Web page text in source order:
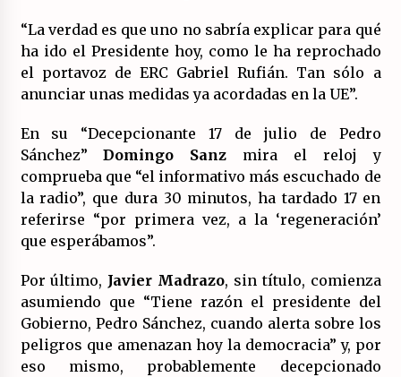
14/07/2026
“La verdad es que uno no sabría explicar para qué
ha ido el Presidente hoy, como le ha reprochado
el portavoz de ERC Gabriel Rufián. Tan sólo a
anunciar unas medidas ya acordadas en la UE”.
En su “Decepcionante 17 de julio de Pedro
Sánchez”Domingo Sanz mira el reloj y
comprueba que “el informativo más escuchado de
la radio”, que dura 30 minutos, ha tardado 17 en
referirse “por primera vez, a la ‘regeneración’
que esperábamos”.
Por último, Javier Madrazo, sin título, comienza
asumiendo que “Tiene razón el presidente del
Gobierno, Pedro Sánchez, cuando alerta sobre los
peligros que amenazan hoy la democracia” y, por
eso mismo, probablemente decepcionado